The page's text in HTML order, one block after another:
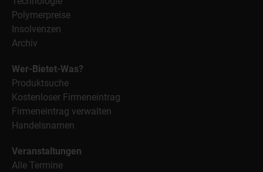
Polymerpreise
Insolvenzen
Archiv
Wer-Bietet-Was?
Produktsuche
Kostenloser Firmeneintrag
Firmeneintrag verwalten
Handelsnamen
Veranstaltungen
Alle Termine